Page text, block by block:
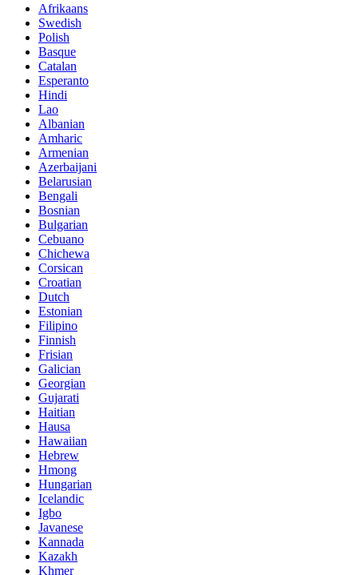
Afrikaans
Swedish
Polish
Basque
Catalan
Esperanto
Hindi
Lao
Albanian
Amharic
Armenian
Azerbaijani
Belarusian
Bengali
Bosnian
Bulgarian
Cebuano
Chichewa
Corsican
Croatian
Dutch
Estonian
Filipino
Finnish
Frisian
Galician
Georgian
Gujarati
Haitian
Hausa
Hawaiian
Hebrew
Hmong
Hungarian
Icelandic
Igbo
Javanese
Kannada
Kazakh
Khmer